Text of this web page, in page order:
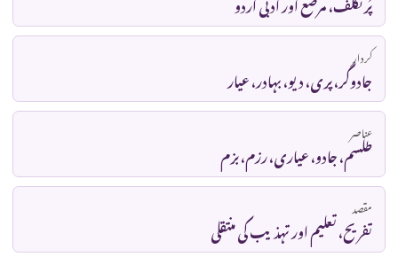
کردار
جادوگر، پری، دیو، بہادر، عیار
عناصر
طلسم، جادو، عیاری، رزم، بزم
مقصد
تفریح، تعلیم اور تہذیب کی منتقلی